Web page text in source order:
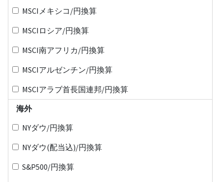
MSCIメキシコ/円換算
MSCIロシア/円換算
MSCI南アフリカ/円換算
MSCIアルゼンチン/円換算
MSCIアラブ首長国連邦/円換算
海外
NYダウ/円換算
NYダウ(配当込)/円換算
S&P500/円換算